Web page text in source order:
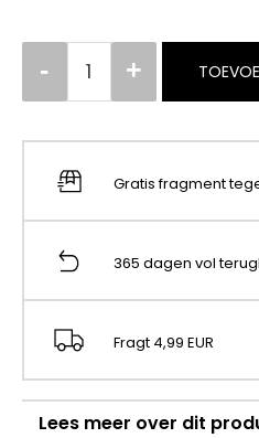
Gratis fragment
365 dagen vol
Fragt 4,99 EUR
Lees meer over dit